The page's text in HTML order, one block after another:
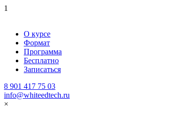
1
О курсе
Формат
Программа
Бесплатно
Записаться
8 901 417 75 03
info@whiteedtech.ru
×